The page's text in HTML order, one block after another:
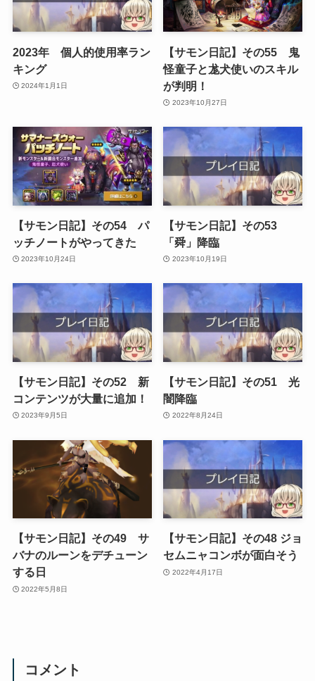
2023年 個人的使用率ラン
キング
2024年1月1日
【サモン日記】その55 鬼
怪童子と尨犬使いのスキル
が判明！
2023年10月27日
【サモン日記】その54 パ
ッチノートがやってきた
2023年10月24日
【サモン日記】その53
「舜」降臨
2023年10月19日
【サモン日記】その52 新
コンテンツが大量に追加！
2023年9月5日
【サモン日記】その51 光
闇降臨
2022年8月24日
【サモン日記】その49 サ
バナのルーンをデチューン
する日
2022年5月8日
【サモン日記】その48 ジョ
セムニャコンボが面白そう
2022年4月17日
コメント